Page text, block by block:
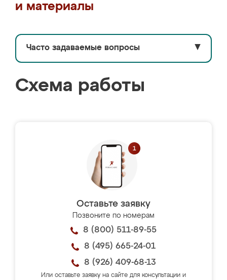
и материалы
Часто задаваемые вопросы ▼
Схема работы
Оставьте заявку
Позвоните по номерам
8 (800) 511-89-55
8 (495) 665-24-01
8 (926) 409-68-13
Или оставьте заявку на сайте для консультации и